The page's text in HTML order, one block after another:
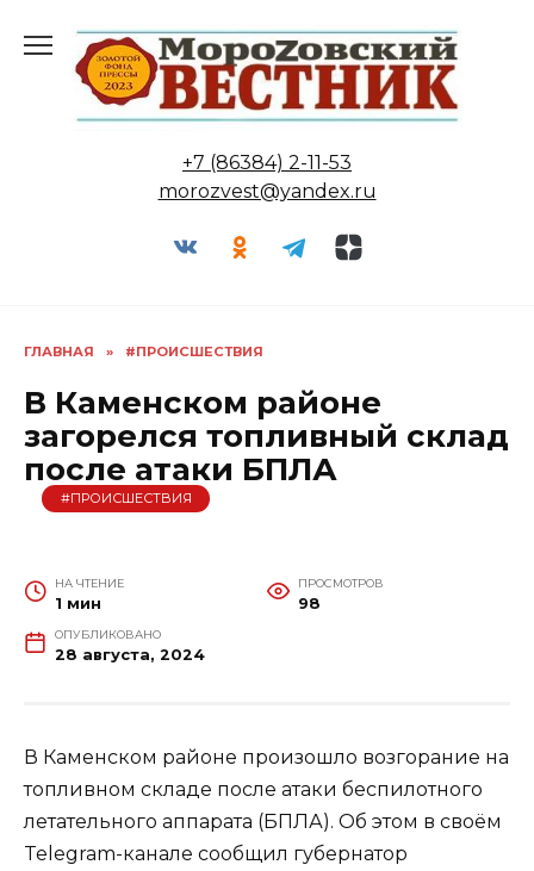
содержанию
+7 (86384) 2-11-53
morozvest@yandex.ru
ГЛАВНАЯ » #ПРОИСШЕСТВИЯ
В Каменском районе
загорелся топливный склад
после атаки БПЛА
#ПРОИСШЕСТВИЯ
НА ЧТЕНИЕ
1 мин
ПРОСМОТРОВ
98
ОПУБЛИКОВАНО
28 августа, 2024
В Каменском районе произошло возгорание на
топливном складе после атаки беспилотного
летательного аппарата (БПЛА). Об этом в своём
Telegram-канале сообщил губернатор